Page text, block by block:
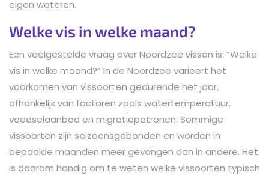
eigen wateren.
Welke vis in welke maand?
Een veelgestelde vraag over Noordzee vissen is: “Welke
vis in welke maand?” In de Noordzee varieert het
voorkomen van vissoorten gedurende het jaar,
afhankelijk van factoren zoals watertemperatuur,
voedselaanbod en migratiepatronen. Sommige
vissoorten zijn seizoensgebonden en worden in
bepaalde maanden meer gevangen dan in andere. Het
is daarom handig om te weten welke vissoorten typisch